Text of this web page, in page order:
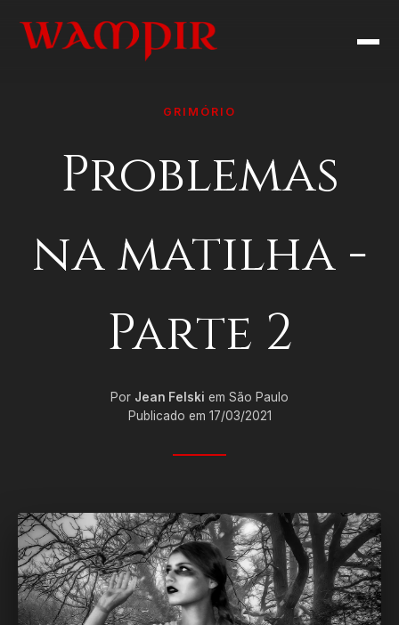
GRIMÓRIO
Problemas
na matilha -
Parte 2
Por Jean Felski em São Paulo
Publicado em 17/03/2021